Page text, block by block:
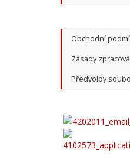
Obchodní
Zásady
Předvolby